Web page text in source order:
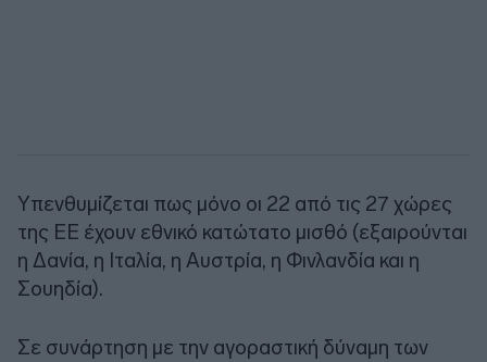
Υπενθυμίζεται πως μόνο οι 22 από τις 27 χώρες
της ΕΕ έχουν εθνικό κατώτατο μισθό (εξαιρούνται
η Δανία, η Ιταλία, η Αυστρία, η Φινλανδία και η
Σουηδία).
Σε συνάρτηση με την αγοραστική δύναμη των